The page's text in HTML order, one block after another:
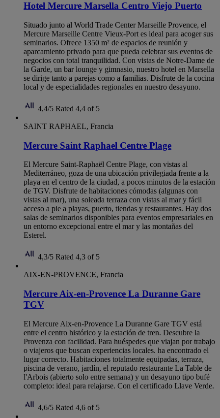
Hotel Mercure Marsella Centro Viejo Puerto
Situado junto al World Trade Center Marseille Provence, el
Mercure Marseille Centre Vieux-Port es ideal para acoger sus
seminarios. Ofrece 1350 m² de espacios de reunión y
aparcamiento privado para que pueda celebrar sus eventos de
negocios con total tranquilidad. Con vistas de Notre-Dame de
la Garde, un bar lounge y gimnasio, nuestro hotel en Marsella
se dirige tanto a parejas como a familias. Disfrute de la cocina
local y de especialidades regionales en nuestro desayuno.
4,4/5 Rated 4,4 of 5
SAINT RAPHAEL, Francia
Mercure Saint Raphael Centre Plage
El Mercure Saint-Raphaël Centre Plage, con vistas al
Mediterráneo, goza de una ubicación privilegiada frente a la
playa en el centro de la ciudad, a pocos minutos de la estación
de TGV. Disfrute de habitaciones cómodas (algunas con
vistas al mar), una soleada terraza con vistas al mar y fácil
acceso a pie a playas, puerto, tiendas y restaurantes. Hay dos
salas de seminarios disponibles para eventos empresariales en
un entorno excepcional entre el mar y las montañas del
Esterel.
4,3/5 Rated 4,3 of 5
AIX-EN-PROVENCE, Francia
Mercure Aix-en-Provence La Duranne Gare
TGV
El Mercure Aix-en-Provence La Duranne Gare TGV está
entre el centro histórico y la estación de tren. Descubre la
Provenza con facilidad. Para huéspedes que viajan por trabajo
o viajeros que buscan experiencias locales. ha encontrado el
lugar correcto. Habitaciones totalmente equipadas, terraza,
piscina de verano, jardín, el reputado restaurante La Table de
l'Arbois (abierto solo entre semana) y un desayuno tipo bufé
completo: ideal para relajarse. Con el certificado Llave Verde.
4,6/5 Rated 4,6 of 5